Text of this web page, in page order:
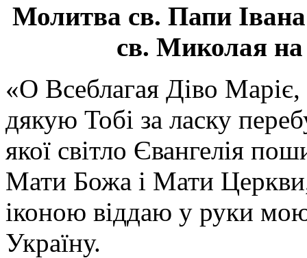
Молитва св. Папи
св. Миколая на
«О Всеблагая Діво
дякую Тобі за ласку
якої світло Євангелія
Мати Божа і Мати
іконою віддаю у руки
Україну.